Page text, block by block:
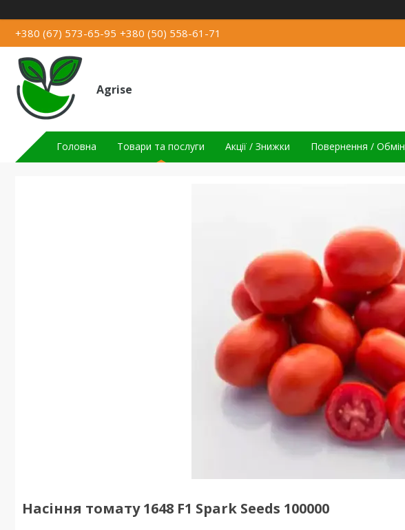
+380 (67) 573-65-95 +380 (50) 558-61-71
Agrise
Головна Товари та послуги Акції / Знижки Повернення / Обмін
Насіння томату 1648 F1 Spark Seeds 100000